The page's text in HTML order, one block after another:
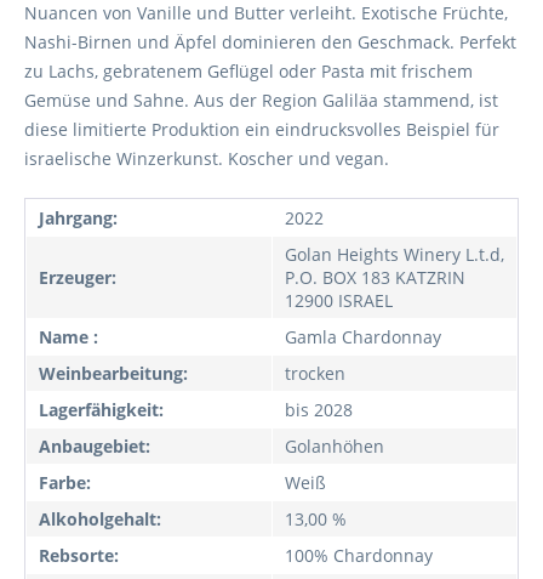
Nuancen von Vanille und Butter verleiht. Exotische Früchte,
Nashi-Birnen und Äpfel dominieren den Geschmack. Perfekt
zu Lachs, gebratenem Geflügel oder Pasta mit frischem
Gemüse und Sahne. Aus der Region Galiläa stammend, ist
diese limitierte Produktion ein eindrucksvolles Beispiel für
israelische Winzerkunst. Koscher und vegan.
Jahrgang: 2022
Erzeuger:
Golan Heights Winery L.t.d,
P.O. BOX 183 KATZRIN
12900 ISRAEL
Name :
Gamla Chardonnay
Weinbearbeitung:
trocken
Lagerfähigkeit:
bis 2028
Anbaugebiet:
Golanhöhen
Farbe:
Weiß
Alkoholgehalt:
13,00 %
Rebsorte:
100% Chardonnay